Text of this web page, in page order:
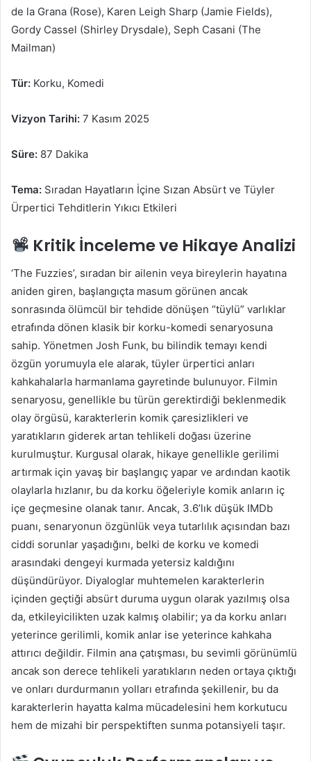
de la Grana (Rose), Karen Leigh Sharp (Jamie Fields),
Gordy Cassel (Shirley Drysdale), Seph Casani (The
Mailman)
Tür: Korku, Komedi
Vizyon Tarihi: 7 Kasım 2025
Süre: 87 Dakika
Tema: Sıradan Hayatların İçine Sızan Absürt ve Tüyler
Ürpertici Tehditlerin Yıkıcı Etkileri
Kritik İnceleme ve Hikaye Analizi
‘The Fuzzies’, sıradan bir ailenin veya bireylerin hayatına
aniden giren, başlangıçta masum görünen ancak
sonrasında ölümcül bir tehdide dönüşen “tüylü” varlıklar
etrafında dönen klasik bir korku-komedi senaryosuna
sahip. Yönetmen Josh Funk, bu bilindik temayı kendi
özgün yorumuyla ele alarak, tüyler ürpertici anları
kahkahalarla harmanlama gayretinde bulunuyor. Filmin
senaryosu, genellikle bu türün gerektirdiği beklenmedik
olay örgüsü, karakterlerin komik çaresizlikleri ve
yaratıkların giderek artan tehlikeli doğası üzerine
kurulmuştur. Kurgusal olarak, hikaye genellikle gerilimi
artırmak için yavaş bir başlangıç yapar ve ardından kaotik
olaylarla hızlanır, bu da korku öğeleriyle komik anların iç
içe geçmesine olanak tanır. Ancak, 3.6’lık düşük IMDb
puanı, senaryonun özgünlük veya tutarlılık açısından bazı
ciddi sorunlar yaşadığını, belki de korku ve komedi
arasındaki dengeyi kurmada yetersiz kaldığını
düşündürüyor. Diyaloglar muhtemelen karakterlerin
içinden geçtiği absürt duruma uygun olarak yazılmış olsa
da, etkileyicilikten uzak kalmış olabilir; ya da korku anları
yeterince gerilimli, komik anlar ise yeterince kahkaha
attırıcı değildir. Filmin ana çatışması, bu sevimli görünümlü
ancak son derece tehlikeli yaratıkların neden ortaya çıktığı
ve onları durdurmanın yolları etrafında şekillenir, bu da
karakterlerin hayatta kalma mücadelesini hem korkutucu
hem de mizahi bir perspektiften sunma potansiyeli taşır.